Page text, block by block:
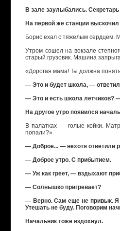
В зале заулыбались.
На первой же станции
Борис ехал с тяжелым сердцем.
Утром сошел на вокзале
старый грузовик. Машина
«Дорогая мама! Ты должна
— Это и будет школа, —
— Это и есть школа летчиков?
На другое утро появился
В палатках — голые койки.
попали?»
— Доброе... — нехотя ответили
— Доброе утро. С прибытием.
— Уж как греет, — вздыхают
— Солнышко пригревает?
— Верно. Сам еще не привык. Я
Утешать не буду. Поговорим
Начальник тоже вздохнул.